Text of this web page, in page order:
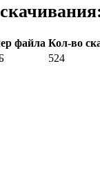
файла Кол-во
524